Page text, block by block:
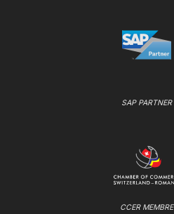
SAP PARTNER
CCER MEMBRE